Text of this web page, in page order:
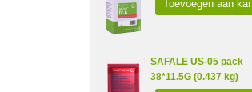
Toevoegen aan kar
SAFALE US-05 pack
38*11.5G (0.437 kg)